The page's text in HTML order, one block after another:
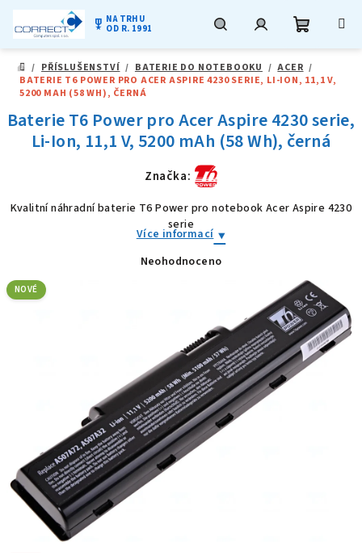
obsah
military_tech NA TRHU
OD R. 1991
DOMŮ
/ PŘÍSLUŠENSTVÍ / BATERIE DO NOTEBOOKU / ACER /
BATERIE T6 POWER PRO ACER ASPIRE 4230 SERIE, LI-ION, 11,1 V,
5200 MAH (58 WH), ČERNÁ
Baterie T6 Power pro Acer Aspire 4230 serie,
Li-Ion, 11,1 V, 5200 mAh (58 Wh), černá
Značka:
Kvalitní náhradní baterie T6 Power pro notebook Acer Aspire 4230
serie
Více informací
Průměrné
hvězdiček.
Neohodnoceno
NOVÉ